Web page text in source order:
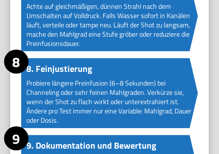
Achte auf gleichmäßigen, dünnen Strahl nach dem
Umschalten auf Volldruck. Falls Wasser sofort in Kanälen
läuft, verteile oder tampe neu. Läuft der Shot zu langsam,
mache den Mahlgrad eine Stufe gröber oder reduziere die
Preinfusionsdauer.
8. Feinjustierung
Probiere längere Preinfusion (6–8 Sekunden) bei
Channeling oder sehr feinen Mahlgraden. Verkürze sie,
wenn der Shot zu flach wirkt oder unterextrahiert ist.
Ändere pro Test immer nur eine Variable: Mahlgrad, Dauer
oder Dosis.
9. Dokumentation und Bewertung